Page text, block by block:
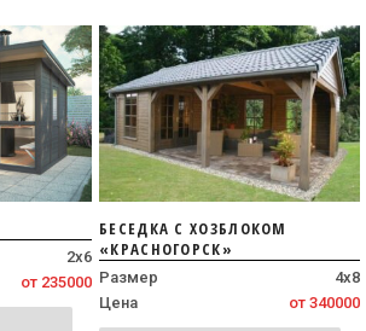
2х6
от 235000
БЕСЕДКА С ХОЗБЛОКОМ
«КРАСНОГОРСК»
Размер
4х8
Цена
от 340000